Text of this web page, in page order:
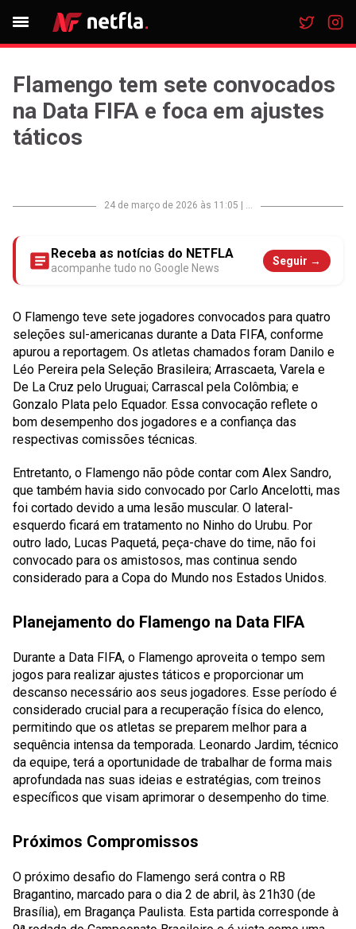
Flamengo tem sete convocados
na Data FIFA e foca em ajustes
táticos
24 de março de 2026 às 11:05 ...
Receba as notícias do NETFLA
acompanhe tudo no Google News
Seguir →
O Flamengo teve sete jogadores convocados para quatro
seleções sul-americanas durante a Data FIFA, conforme
apurou a reportagem. Os atletas chamados foram Danilo e
Léo Pereira pela Seleção Brasileira; Arrascaeta, Varela e
De La Cruz pelo Uruguai; Carrascal pela Colômbia; e
Gonzalo Plata pelo Equador. Essa convocação reflete o
bom desempenho dos jogadores e a confiança das
respectivas comissões técnicas.
Entretanto, o Flamengo não pôde contar com Alex Sandro,
que também havia sido convocado por Carlo Ancelotti, mas
foi cortado devido a uma lesão muscular. O lateral-
esquerdo ficará em tratamento no Ninho do Urubu. Por
outro lado, Lucas Paquetá, peça-chave do time, não foi
convocado para os amistosos, mas continua sendo
considerado para a Copa do Mundo nos Estados Unidos.
Planejamento do Flamengo na Data FIFA
Durante a Data FIFA, o Flamengo aproveita o tempo sem
jogos para realizar ajustes táticos e proporcionar um
descanso necessário aos seus jogadores. Esse período é
considerado crucial para a recuperação física do elenco,
permitindo que os atletas se preparem melhor para a
sequência intensa da temporada. Leonardo Jardim, técnico
da equipe, terá a oportunidade de trabalhar de forma mais
aprofundada nas suas ideias e estratégias, com treinos
específicos que visam aprimorar o desempenho do time.
Próximos Compromissos
O próximo desafio do Flamengo será contra o RB
Bragantino, marcado para o dia 2 de abril, às 21h30 (de
Brasília), em Bragança Paulista. Esta partida corresponde à